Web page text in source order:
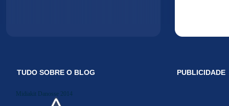
TUDO SOBRE O BLOG
Midiakit Danosse 2014
PUBLICIDADE